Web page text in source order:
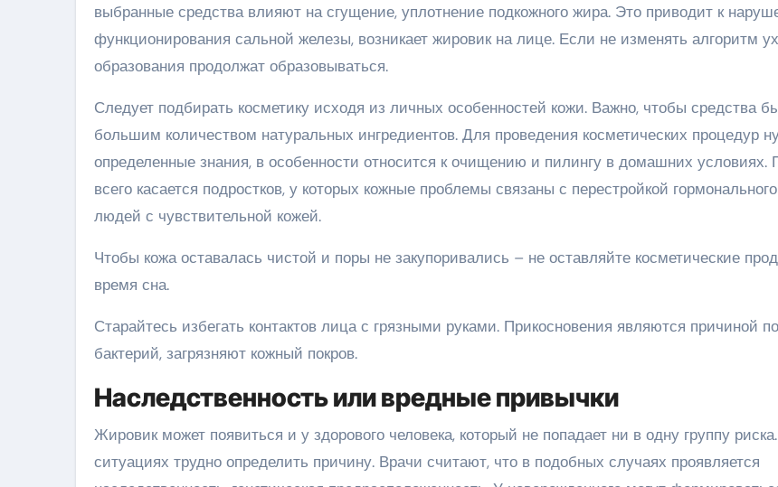
выбранные средства влияют на сгущение, уплотнение подкожного жира. Это приводит к
функционирования сальной железы, возникает жировик на лице. Если не изменять алгоритм
образования продолжат образовываться.
Следует подбирать косметику исходя из личных особенностей кожи. Важно, чтобы средства
большим количеством натуральных ингредиентов. Для проведения косметических процедур
определенные знания, в особенности относится к очищению и пилингу в домашних условиях.
всего касается подростков, у которых кожные проблемы связаны с перестройкой
людей с чувствительной кожей.
Чтобы кожа оставалась чистой и поры не закупоривались – не оставляйте косметические
время сна.
Старайтесь избегать контактов лица с грязными руками. Прикосновения являются причиной
бактерий, загрязняют кожный покров.
Наследственность или вредные привычки
Жировик может появиться и у здорового человека, который не попадает ни в одну группу
ситуациях трудно определить причину. Врачи считают, что в подобных случаях проявляется